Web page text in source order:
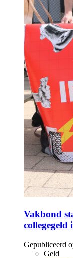
Vakbond
collegegeld
Gepubliceerd
Geld